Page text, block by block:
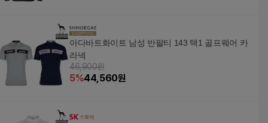
아다바트화이트 남성 반팔티 143 택1 골프웨어 카
라넥
46,900원
5%44,560원